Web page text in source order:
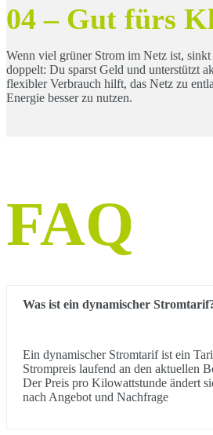
04 – Gut fürs
Wenn viel grüner Strom im Netz ist,
doppelt: Du sparst Geld und unterstützt
flexibler Verbrauch hilft, das Netz zu
Energie besser zu nutzen.
FAQ
Was ist ein dynamischer
Ein dynamischer Stromtarif ist ein
Strompreis laufend an den aktuellen
Der Preis pro Kilowattstunde ändert
nach Angebot und Nachfrage